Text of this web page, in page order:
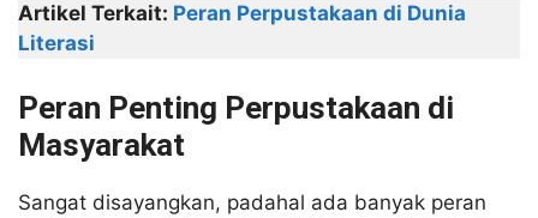
Artikel Terkait: Peran Perpustakaan di Dunia
Literasi
Peran Penting Perpustakaan di
Masyarakat
Sangat disayangkan, padahal ada banyak peran